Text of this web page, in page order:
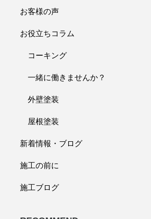
お客様の声
お役立ちコラム
コーキング
一緒に働きませんか？
外壁塗装
屋根塗装
新着情報・ブログ
施工の前に
施工ブログ